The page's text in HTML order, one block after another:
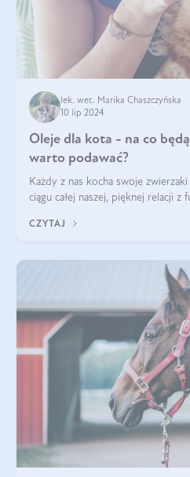
lek. wet. Marika Chaszczyńska
10 lip 2024
Oleje dla kota - na co
warto podawać?
Każdy z nas kocha swoje
ciągu całej naszej, pięknej relacji
prostu
CZYTAJ